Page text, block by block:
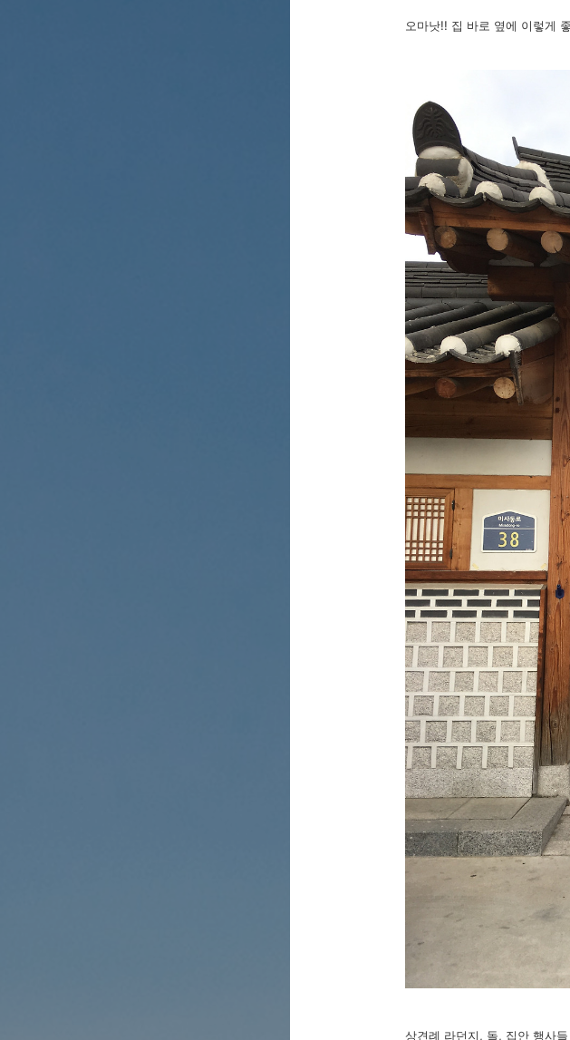
오마낫!! 집 바로 옆에 이렇게
상견례 라던지, 돌, 집안 행사